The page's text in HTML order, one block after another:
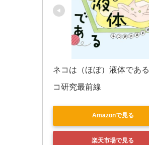
ネコは（ほぼ）液体であ
コ研究最前線
Amazonで見る
楽天市場で見る